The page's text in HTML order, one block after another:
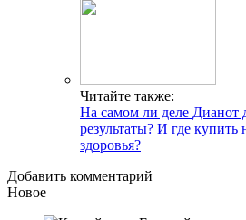
Читайте также:
На самом ли деле Дианот
результаты? И где купить
здоровья?
Добавить комментарий
Новое